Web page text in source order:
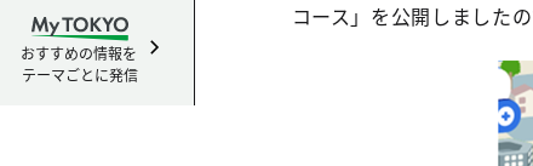
おすすめの情報を
テーマごとに発信
コース」を公開しました